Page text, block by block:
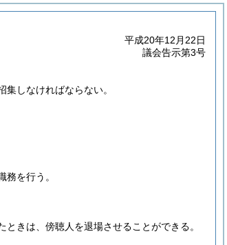
平成20年12月22日
議会告示第3号
しなければならない。
を行う。
きは、傍聴人を退場させることができる。